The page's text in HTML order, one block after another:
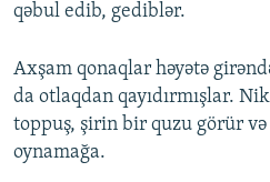
qəbul edib, gediblər.
Axşam qonaqlar həyətə
da otlaqdan qayıdırmışlar.
toppuş, şirin bir quzu görür və
oynamağa.